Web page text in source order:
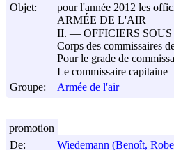
Objet:
pour l'année 2012 les
ARMÉE DE L'AIR
II. ― OFFICIERS
Corps des commissaires
Pour le grade de
Le commissaire capitaine
Groupe:
Armée de l'air
De: Wiedemann (Benoît,
promotion